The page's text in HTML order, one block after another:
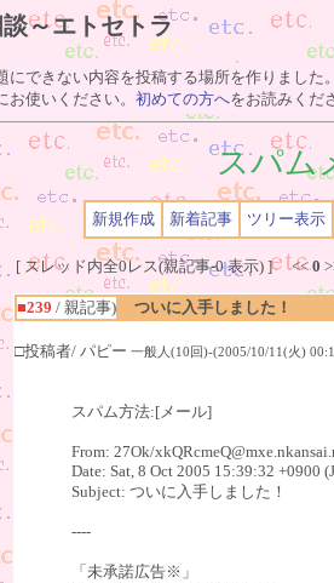
～エトセトラ
にできない内容を投稿する場所を作りました
使いください。 初めての方へをお読みくだ
スパム
新規作成 新着記事 ツリー表示
[ スレッド内全0レス(親記事-0 表示) ] <<0
■239 / 親記事)
ついに入手しました！
□投稿者/ パピー 一般人(10回)-(2005/10/11(火)
スパム方法:[メール]
From: 27Ok/
Date: Sat, 8 Oct 2005 15:39:32 +0900
Subject: ついに入手しました！
----
「未承諾広告※」